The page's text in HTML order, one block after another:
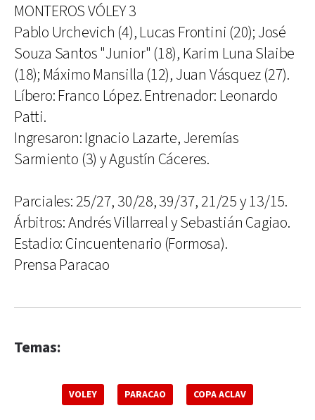
MONTEROS VÓLEY 3
Pablo Urchevich (4), Lucas Frontini (20); José
Souza Santos "Junior" (18), Karim Luna Slaibe
(18); Máximo Mansilla (12), Juan Vásquez (27).
Líbero: Franco López. Entrenador: Leonardo
Patti.
Ingresaron: Ignacio Lazarte, Jeremías
Sarmiento (3) y Agustín Cáceres.
Parciales: 25/27, 30/28, 39/37, 21/25 y 13/15.
Árbitros: Andrés Villarreal y Sebastián Cagiao.
Estadio: Cincuentenario (Formosa).
Prensa Paracao
Temas:
VOLEY PARACAO COPA ACLAV